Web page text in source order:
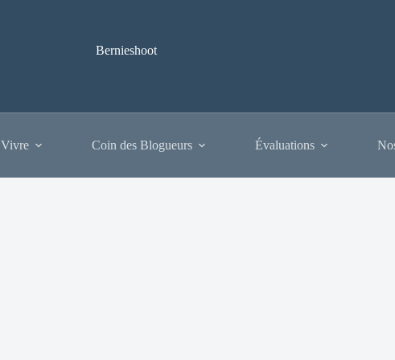
Bernieshoot
Coin des Blogueurs Évaluations